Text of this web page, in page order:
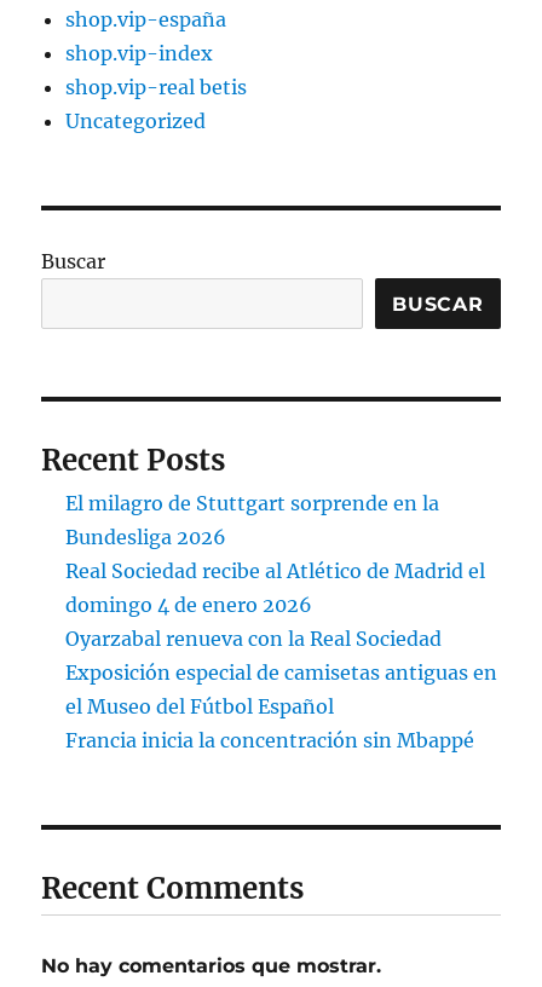
shop.vip-españa
shop.vip-index
shop.vip-real betis
Uncategorized
Buscar
BUSCAR
Recent Posts
El milagro de Stuttgart sorprende en la
Bundesliga 2026
Real Sociedad recibe al Atlético de Madrid el
domingo 4 de enero 2026
Oyarzabal renueva con la Real Sociedad
Exposición especial de camisetas antiguas en
el Museo del Fútbol Español
Francia inicia la concentración sin Mbappé
Recent Comments
No hay comentarios que mostrar.